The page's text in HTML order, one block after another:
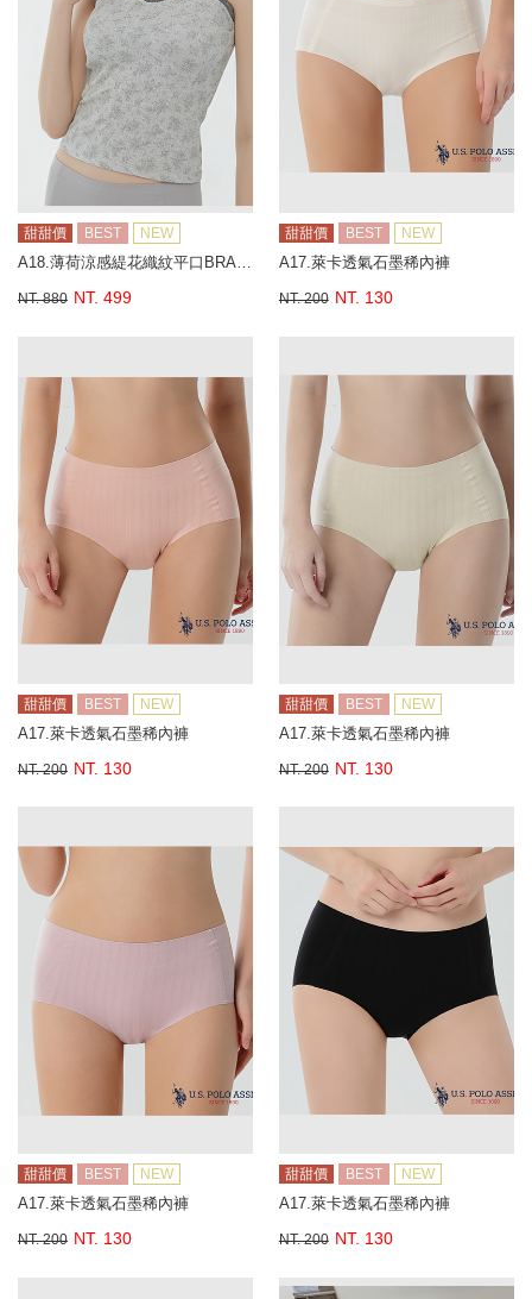
甜甜價 BEST NEW
A18.薄荷涼感緹花織紋平口BRA背心
NT. 880 NT. 499
甜甜價 BEST NEW
A17.萊卡透氣石墨稀內褲
NT. 200 NT. 130
甜甜價 BEST NEW
A17.萊卡透氣石墨稀內褲
NT. 200 NT. 130
甜甜價 BEST NEW
A17.萊卡透氣石墨稀內褲
NT. 200 NT. 130
甜甜價 BEST NEW
A17.萊卡透氣石墨稀內褲
NT. 200 NT. 130
甜甜價 BEST NEW
A17.萊卡透氣石墨稀內褲
NT. 200 NT. 130